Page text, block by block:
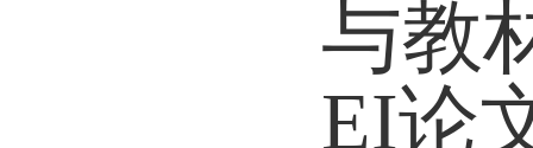
与教
EI论